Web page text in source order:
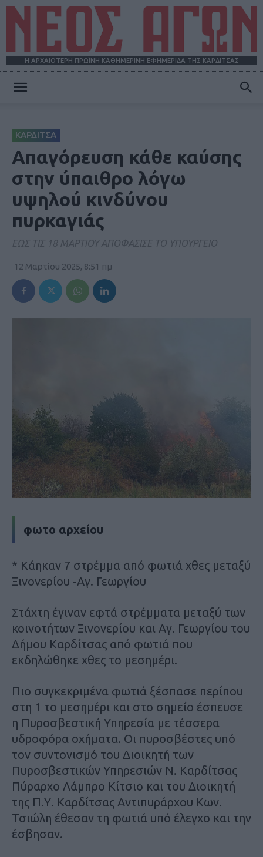
Η ΑΡΧΑΙΟΤΕΡΗ ΠΡΩΪΝΗ ΚΑΘΗΜΕΡΙΝΗ ΕΦΗΜΕΡΙΔΑ ΤΗΣ ΚΑΡΔΙΤΣΑΣ
ΚΑΡΔΙΤΣΑ
Απαγόρευση κάθε καύσης
στην ύπαιθρο λόγω
υψηλού κινδύνου
πυρκαγιάς
ΕΩΣ ΤΙΣ 18 ΜΑΡΤΙΟΥ ΑΠΟΦΑΣΙΣΕ ΤΟ ΥΠΟΥΡΓΕΙΟ
12 Μαρτίου 2025, 8:51 πμ
φωτο αρχείου
* Κάηκαν 7 στρέμμα από φωτιά χθες μεταξύ
Ξινονερίου -Αγ. Γεωργίου
Στάχτη έγιναν εφτά στρέμματα μεταξύ των
κοινοτήτων Ξινονερίου και Αγ. Γεωργίου του
Δήμου Καρδίτσας από φωτιά που
εκδηλώθηκε χθες το μεσημέρι.
Πιο συγκεκριμένα φωτιά ξέσπασε περίπου
στη 1 το μεσημέρι και στο σημείο έσπευσε
η Πυροσβεστική Υπηρεσία με τέσσερα
υδροφόρα οχήματα. Οι πυροσβέστες υπό
τον συντονισμό του Διοικητή των
Πυροσβεστικών Υπηρεσιών Ν. Καρδίτσας
Πύραρχο Λάμπρο Κίτσιο και του Διοικητή
της Π.Υ. Καρδίτσας Αντιπυράρχου Κων.
Τσιώλη έθεσαν τη φωτιά υπό έλεγχο και την
έσβησαν.